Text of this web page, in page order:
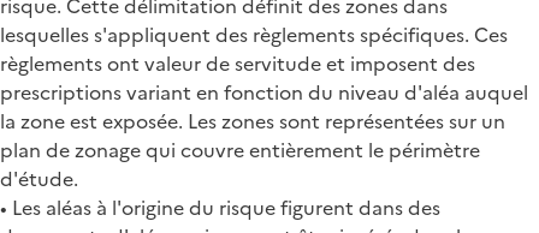
lesquelles s'appliquent des règlements spécifiques. Ces
règlements ont valeur de servitude et imposent des
prescriptions variant en fonction du niveau d'aléa auquel
la zone est exposée. Les zones sont représentées sur un
plan de zonage qui couvre entièrement le périmètre
d'étude.
• Les aléas à l'origine du risque figurent dans des